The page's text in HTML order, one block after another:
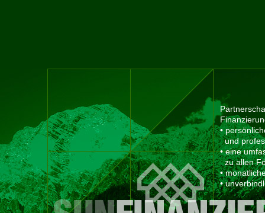
•
und
• eine
zu allen
•
•